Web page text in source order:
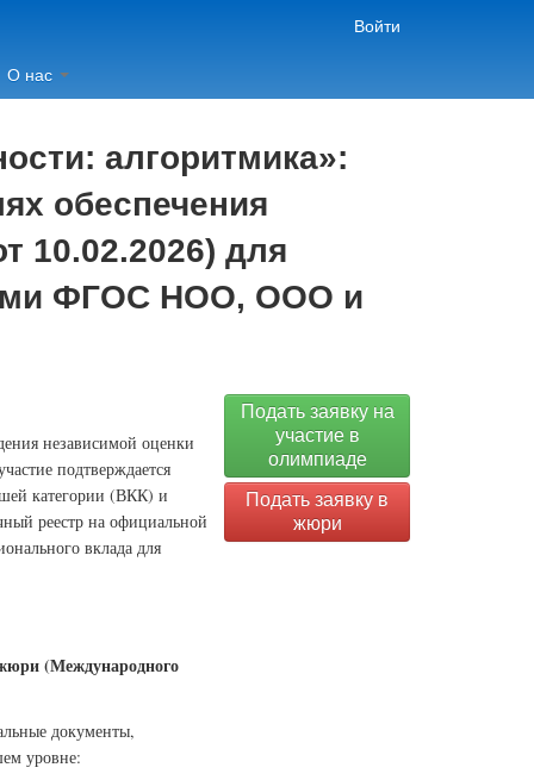
Войти
О нас
алгоритмика»:
обеспечения
10.02.2026) для
ФГОС НОО, ООО и
независимой оценки
подтверждается
категории (ВКК) и
реестр на официальной
вклада для
(Международного
документы,
уровне:
Подать заявку на
участие в
олимпиаде
Подать заявку в
жюри